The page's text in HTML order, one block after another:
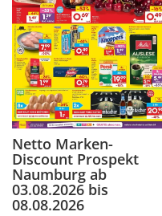
Netto Marken-
Discount Prospekt
Naumburg ab
03.08.2026 bis
08.08.2026